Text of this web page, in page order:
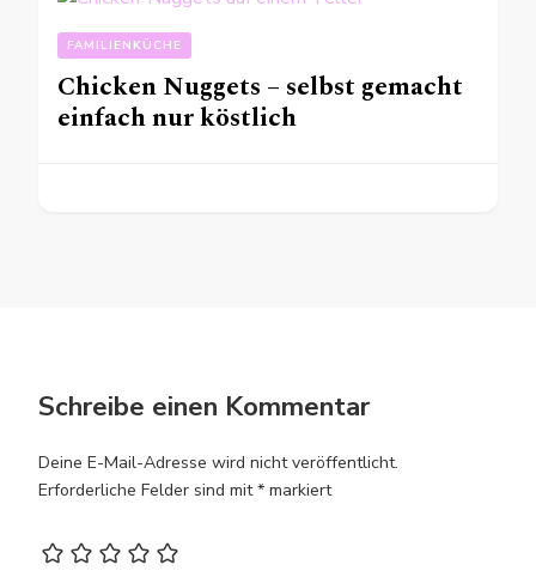
FAMILIENKÜCHE
Chicken Nuggets – selbst gemacht
einfach nur köstlich
Schreibe einen Kommentar
Deine E-Mail-Adresse wird nicht veröffentlicht.
Erforderliche Felder sind mit* markiert